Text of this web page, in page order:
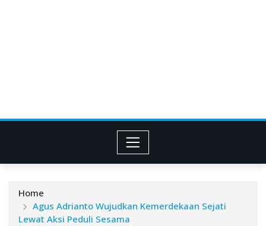
Home
Agus Adrianto Wujudkan Kemerdekaan Sejati
Lewat Aksi Peduli Sesama